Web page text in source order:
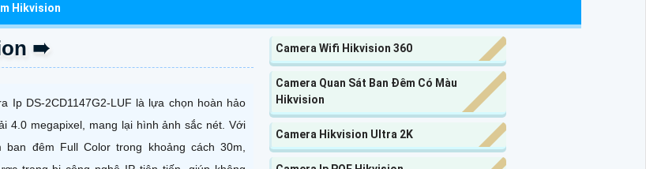
Hikvision
➠
Ip DS-2CD1147G2-LUF là lựa chọn hoàn hảo
4.0 megapixel, mang lại hình ảnh sắc nét. Với
ban đêm Full Color trong khoảng cách 30m,
Camera Wifi Hikvision 360
Camera Quan Sát Ban Đêm Có Màu
Hikvision
Camera Hikvision Ultra 2K